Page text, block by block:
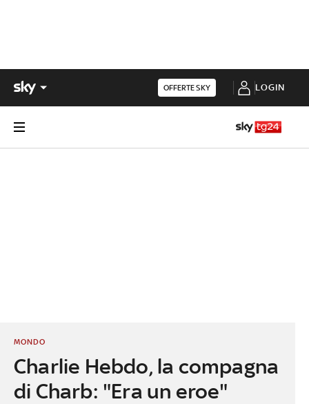
OFFERTE SKY LOGIN
Charlie Hebdo, la compagna
di Charb: "Era un eroe"
MONDO